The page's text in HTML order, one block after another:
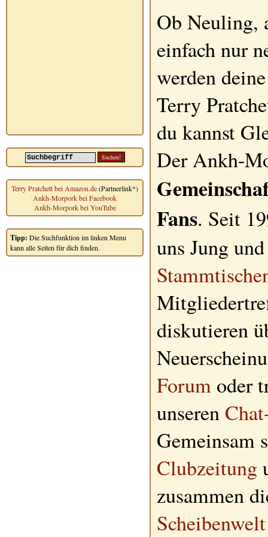
Terry Pratchett bei Amazon.de(Partnerlink*)
Ankh-Morpork bei Facebook
Ankh-Morpork bei YouTube
Tipp: Die Suchfunktion im linken Menu
kann alle Seiten für dich finden.
Ob Neuling,
einfach nur
werden
Terry
du kannst
Der Ankh-
Fans. Seit
uns Jung
diskutieren
Forum oder
unseren
Gemeinsam
Clubzeitung
zusammen